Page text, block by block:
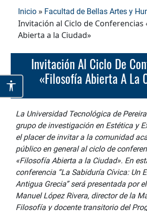
Inicio » Facultad de Bellas Artes y
Invitación al Ciclo de Conferencias
Abierta a la Ciudad»
Invitación Al Ciclo De Conferencias
«Filosofía Abierta A La
La Universidad Tecnológica de
grupo de investigación en Estética y
el placer de invitar a la comunidad
público en general al ciclo de
«Filosofía Abierta a la Ciudad». En
conferencia “La Sabiduría Cívica: Un
Antigua Grecia” será presentada por
Manuel López Rivera, director de la
Filosofía y docente transitorio del